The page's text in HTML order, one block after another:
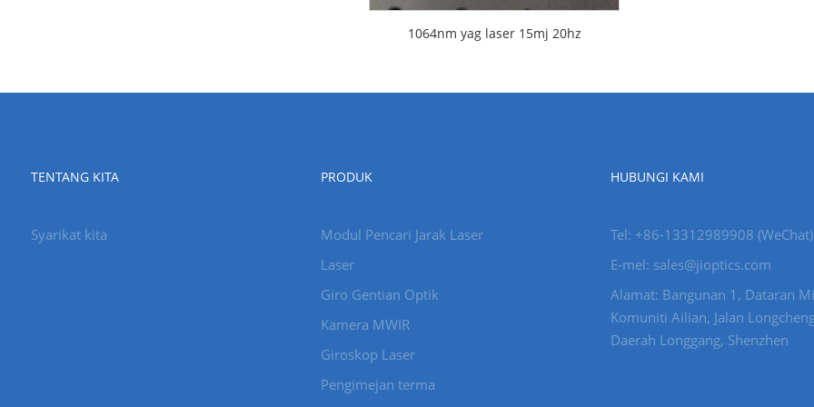
1064nm yag laser 15mj 20hz
TENTANG KITA
Syarikat kita
PRODUK
Modul Pencari Jarak Laser
Laser
Giro Gentian Optik
Kamera MWIR
Giroskop Laser
Pengimejan terma
HUBUNGI KAMI
Tel: +86-13312989908 (WeChat)
E-mel: sales@jioptics.com
Alamat: Bangunan 1, Dataran
Komuniti Ailian, Jalan
Daerah Longgang, Shenzhen